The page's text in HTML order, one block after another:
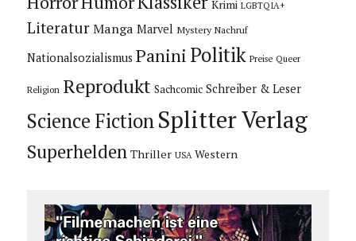
Krimi LGBTQIA+
Literatur Manga Marvel Mystery Nachruf
Nationalsozialismus Panini Politik Preise Queer
Religion Reprodukt Sachcomic Schreiber & Leser
Science Fiction Splitter Verlag
Superhelden Thriller USA Western